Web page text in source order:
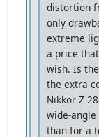
distortion-
only
extreme
a price
wish. Is
the extra
Nikkor Z
wide-
than for a